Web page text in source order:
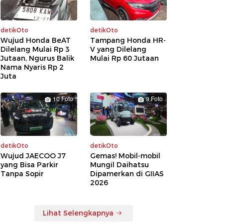
detikOto
Wujud Honda BeAT
Dilelang Mulai Rp 3
Jutaan, Ngurus Balik
Nama Nyaris Rp 2
Juta
detikOto
Tampang Honda HR-
V yang Dilelang
Mulai Rp 60 Jutaan
10 Foto
detikOto
Wujud JAECOO J7
yang Bisa Parkir
Tanpa Sopir
9 Foto
detikOto
Gemas! Mobil-mobil
Mungil Daihatsu
Dipamerkan di GIIAS
2026
Lihat Selengkapnya